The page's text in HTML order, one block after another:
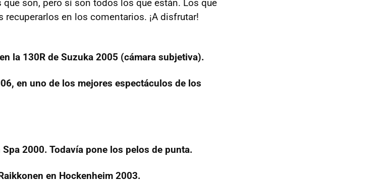
son, pero sí son todos los que están. Los que
en los comentarios. ¡A disfrutar!
la 130R de Suzuka 2005 (cámara subjetiva).
en uno de los mejores espectáculos de los
2000. Todavía pone los pelos de punta.
en Hockenheim 2003.